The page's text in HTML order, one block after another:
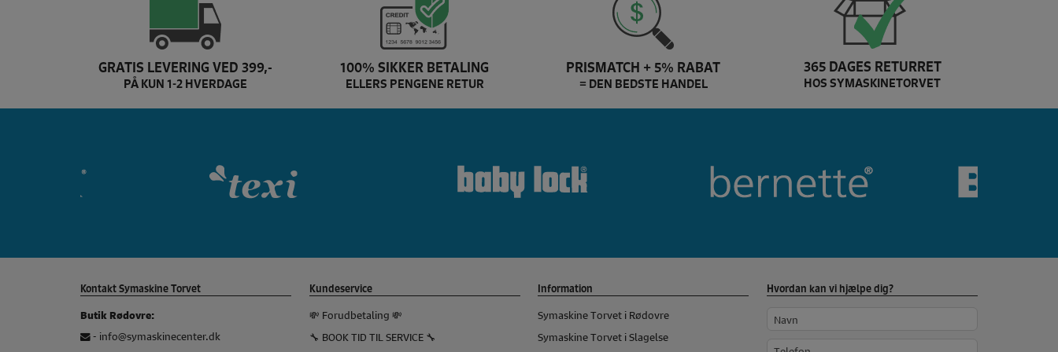
GRATIS LEVERING VED 399,-
PÅ KUN 1-2 HVERDAGE
100% SIKKER BETALING
ELLERS PENGENE RETUR
PRISMATCH + 5% RABAT
= DEN BEDSTE HANDEL
365 DAGES RETURRET
HOS SYMASKINETORVET
Kontakt Symaskine Torvet
Butik Rødovre:
- info@symaskinecenter.dk
Kundeservice
💸 Forudbetaling 💸
🔧 BOOK TID TIL SERVICE 🔧
Information
Symaskine Torvet i Rødovre
Symaskine Torvet i Slagelse
Hvordan kan vi hjælpe dig?
Telefon